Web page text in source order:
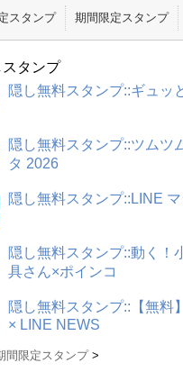
スタンプ 期間限定スタンプ
タンプ
隠し無料スタンプ::ギュッ
隠し無料スタンプ::ツムツ
タ 2026
隠し無料スタンプ::LINE
隠し無料スタンプ::動く！
具さん×ポインコ
隠し無料スタンプ::【無料
× LINE NEWS
間限定スタンプ >